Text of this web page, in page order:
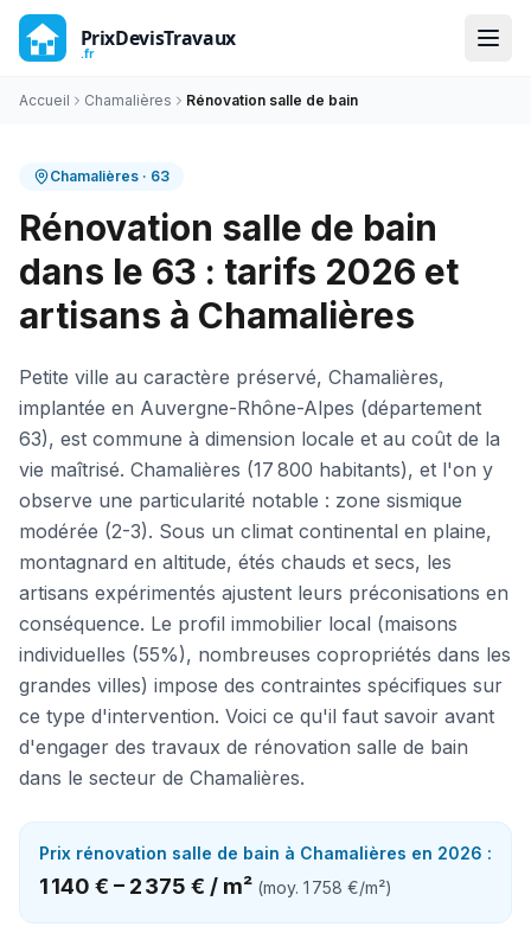
Accueil Chamalières Rénovation salle de bain
Chamalières · 63
Rénovation salle de bain
dans le 63 : tarifs 2026 et
artisans à Chamalières
Petite ville au caractère préservé, Chamalières,
implantée en Auvergne-Rhône-Alpes (département
63), est commune à dimension locale et au coût de la
vie maîtrisé. Chamalières (17 800 habitants), et l'on y
observe une particularité notable : zone sismique
modérée (2-3). Sous un climat continental en plaine,
montagnard en altitude, étés chauds et secs, les
artisans expérimentés ajustent leurs préconisations en
conséquence. Le profil immobilier local (maisons
individuelles (55%), nombreuses copropriétés dans les
grandes villes) impose des contraintes spécifiques sur
ce type d'intervention. Voici ce qu'il faut savoir avant
d'engager des travaux de rénovation salle de bain
dans le secteur de Chamalières.
Prix rénovation salle de bain à Chamalières en 2026 :
1 140 € – 2 375 € / m² (moy. 1 758 €/m²)